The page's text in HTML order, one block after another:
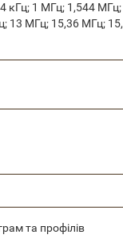
кГц; 1 МГц; 1,544
13 МГц; 15,36 МГц;
та профілів